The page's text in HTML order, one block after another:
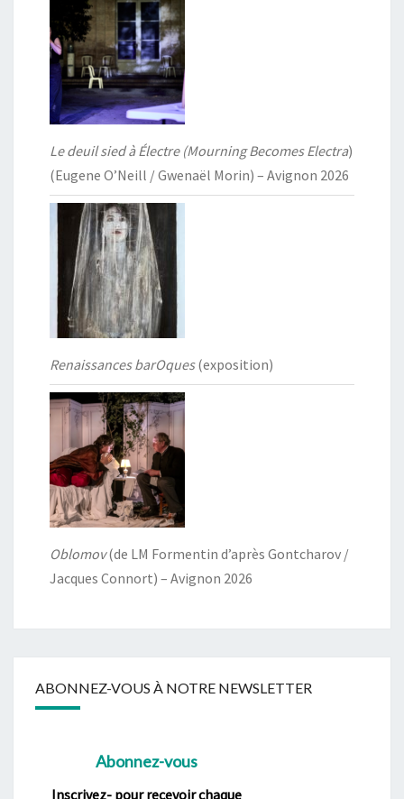
Le deuil sied à Électre (Mourning Becomes Electra)
(Eugene O’Neill / Gwenaël Morin) – Avignon 2026
Renaissances barOques(exposition)
Oblomov(de LM Formentin d’après Gontcharov /
Jacques Connort) – Avignon 2026
ABONNEZ-VOUS À NOTRE NEWSLETTER
Abonnez-vous
Inscrivez- pour recevoir chaque